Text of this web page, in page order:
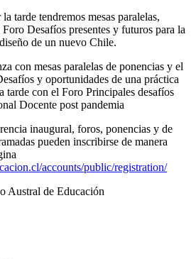
tarde tendremos mesas paralelas,
Desafíos presentes y futuros para la
de un nuevo Chile.
con mesas paralelas de ponencias y el
y oportunidades de una práctica
tarde con el Foro Principales desafíos
Docente post pandemia
inaugural, foros, ponencias y de
pueden inscribirse de manera
accounts/public/registration/
Austral de Educación